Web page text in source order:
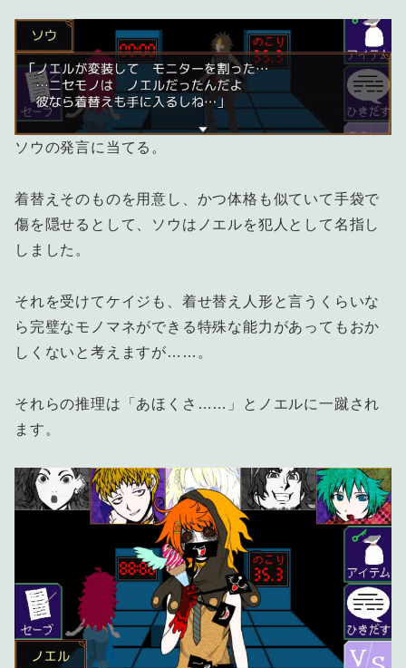
ソウの発言に当てる。
着替えそのものを用意し、かつ体格も似ていて手袋で
傷を隠せるとして、ソウはノエルを犯人として名指し
しました。
それを受けてケイジも、着せ替え人形と言うくらいな
ら完璧なモノマネができる特殊な能力があってもおか
しくないと考えますが……。
それらの推理は「あほくさ……」とノエルに一蹴され
ます。